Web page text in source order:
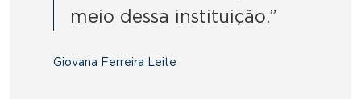
meio dessa instituição.”
Giovana Ferreira Leite